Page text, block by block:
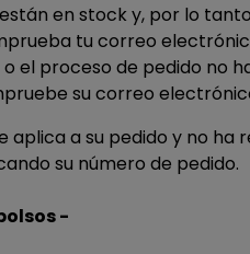
en stock y, por lo
tu correo
el proceso de pedido no
su correo
aplica a su pedido y no
su número de pedido.
-